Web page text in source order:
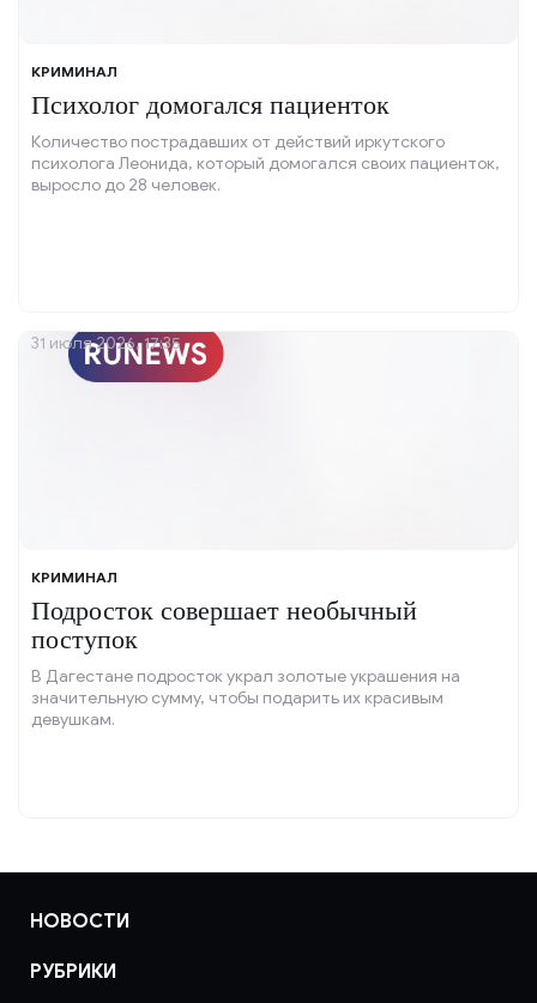
КРИМИНАЛ
Психолог домогался пациенток
Количество пострадавших от действий иркутского
психолога Леонида, который домогался своих пациенток,
выросло до 28 человек.
КРИМИНАЛ
Подросток совершает необычный
поступок
В Дагестане подросток украл золотые украшения на
значительную сумму, чтобы подарить их красивым
девушкам.
31 июля 2026, 17:35
НОВОСТИ
РУБРИКИ